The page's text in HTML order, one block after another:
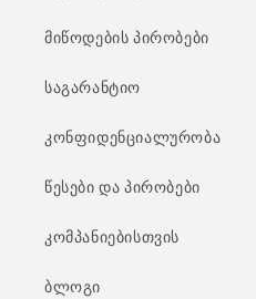
მიწოდების პირობები
საგარანტიო
კონფიდენციალურობა
წესები და პირობები
კომპანიებისთვის
ბლოგი